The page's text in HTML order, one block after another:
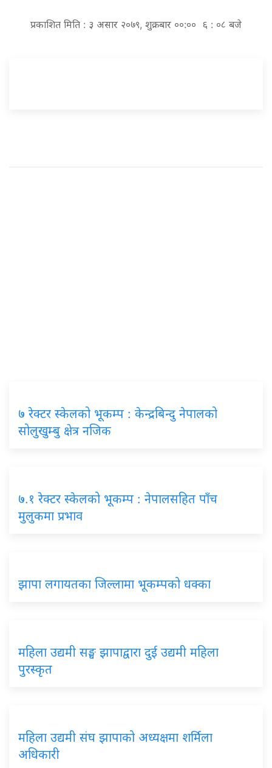
प्रकाशित मिति : ३ असार २०७९, शुक्रबार ००:०० ६ : ०८ बजे
७ रेक्टर स्केलको भूकम्प : केन्द्रबिन्दु नेपालको
सोलुखुम्बु क्षेत्र नजिक
७.१ रेक्टर स्केलको भूकम्प : नेपालसहित पाँच
मुलुकमा प्रभाव
झापा लगायतका जिल्लामा भूकम्पको धक्का
महिला उद्यमी सङ्घ झापाद्वारा दुई उद्यमी महिला
पुरस्कृत
महिला उद्यमी संघ झापाको अध्यक्षमा शर्मिला
अधिकारी